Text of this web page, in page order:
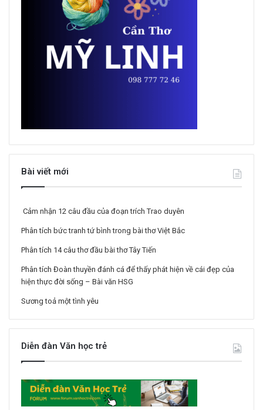
Bài viết mới
Cảm nhận 12 câu đầu của đoạn trích Trao duyên
Phân tích bức tranh tứ bình trong bài thơ Việt Bắc
Phân tích 14 câu thơ đầu bài thơ Tây Tiến
Phân tích Đoàn thuyền đánh cá để thấy phát hiện về cái đẹp của
hiện thực đời sống – Bài văn HSG
Sương toả một tình yêu
Diễn đàn Văn học trẻ